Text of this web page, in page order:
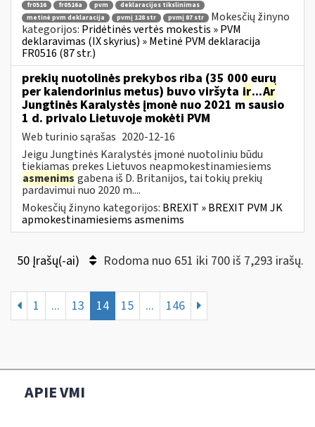
fr0516 fr0516a pvm
deklaracijos tikslinimas
metinė pvm deklaracija
pvmį 128 str pvmį 87 str
Mokesčių žinyno
kategorijos: Pridėtinės vertės mokestis » PVM
deklaravimas (IX skyrius) » Metinė PVM deklaracija
FR0516 (87 str.)
prekių nuotolinės prekybos riba (35 000 eurų
per kalendorinius metus) buvo viršyta ir...Ar
Jungtinės Karalystės įmonė nuo 2021 m sausio
1 d. privalo Lietuvoje mokėti PVM
Web turinio sąrašas 2020-12-16
Jeigu Jungtinės Karalystės įmonė nuotoliniu būdu
tiekiamas prekes Lietuvos neapmokestinamiesiems
asmenims gabena iš D. Britanijos, tai tokių prekių
pardavimui nuo 2020 m....
Mokesčių žinyno kategorijos: BREXIT » BREXIT PVM JK
apmokestinamiesiems asmenims
50 Įrašų(-ai) Rodoma nuo 651 iki 700 iš 7,293 irašų.
1 ... 13 14 15 ... 146
APIE VMI